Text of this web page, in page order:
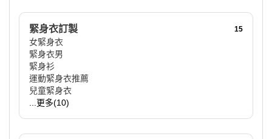
緊身衣訂製 15
女緊身衣
緊身衣男
緊身衫
運動緊身衣推薦
兒童緊身衣
...更多(10)